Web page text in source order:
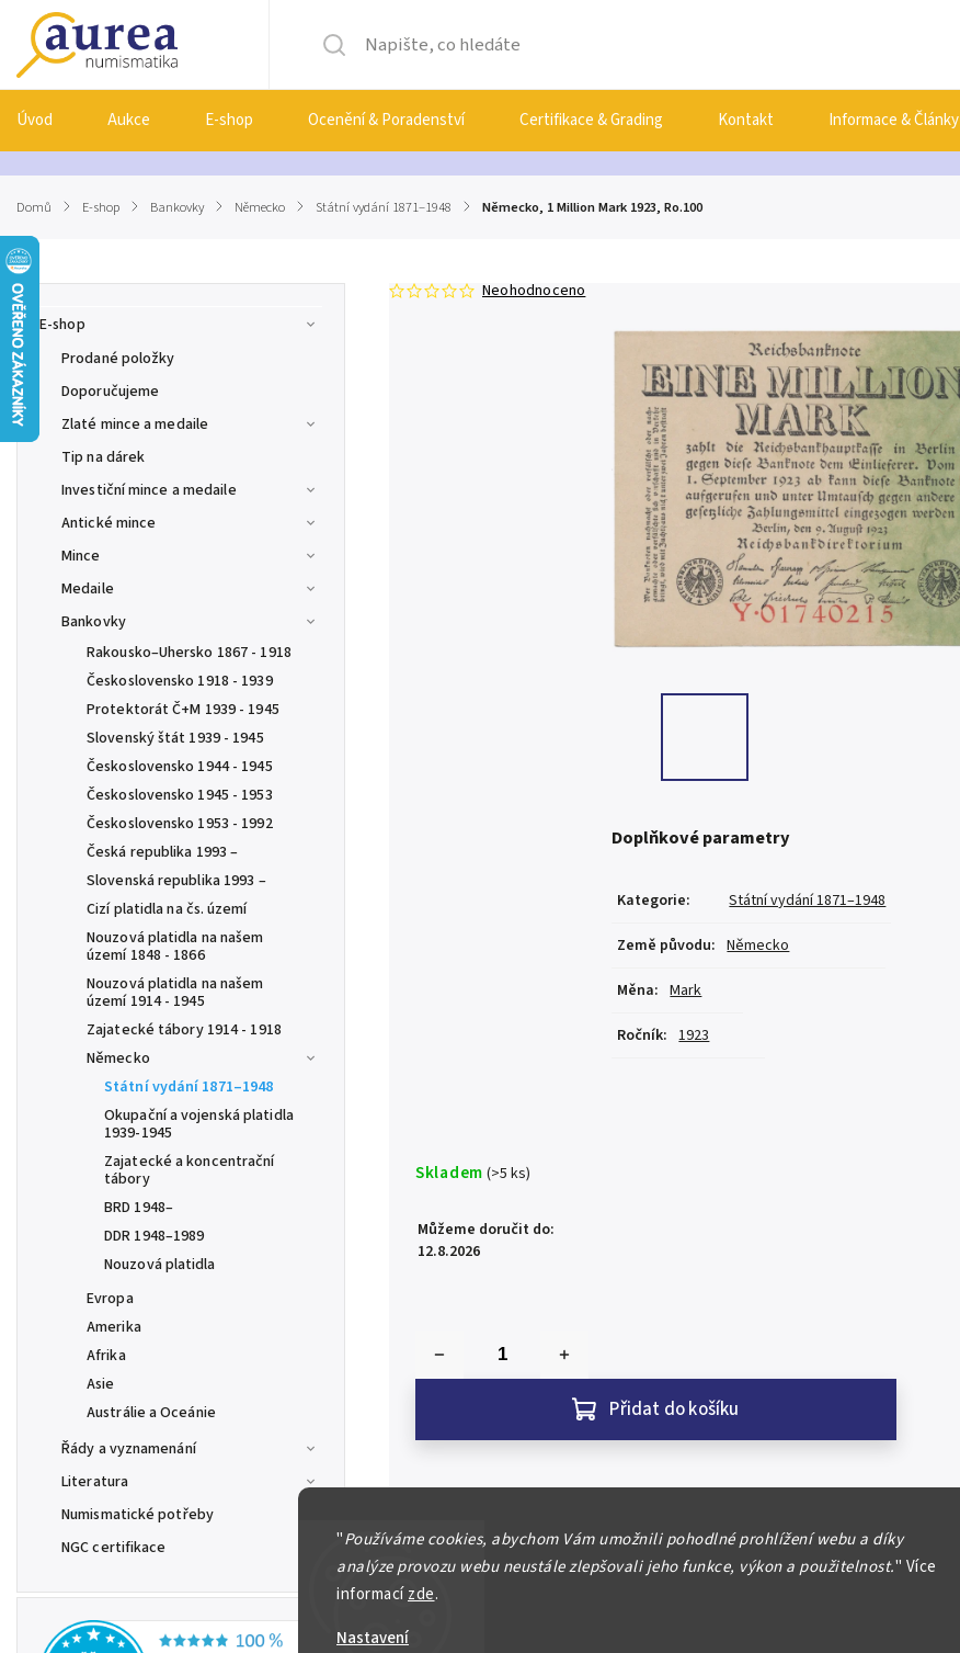
"Používáme cookies, abychom Vám umožnili pohodlné prohlížení webu a díky
analýze provozu webu neustále zlepšovali jeho funkce, výkon a použitelnost." Více
informacízde.
Nastavení
Úvod Aukce E-shop Ocenění & Poradenství Certifikace & Grading Kontakt Informace & Články
Domů / E-shop / Bankovky / Německo / Státní vydání 1871–1948 / Německo, 1 Million Mark 1923, Ro.100
E-shop
Prodané položky
Doporučujeme
Zlaté mince a medaile
Tip na dárek
Investiční mince a medaile
Antické mince
Mince
Medaile
Bankovky
Rakousko–Uhersko 1867 - 1918
Československo 1918 - 1939
Protektorát Č+M 1939 - 1945
Slovenský štát 1939 - 1945
Československo 1944 - 1945
Československo 1945 - 1953
Československo 1953 - 1992
Česká republika 1993 –
Slovenská republika 1993 –
Cizí platidla na čs. území
Nouzová platidla na našem
území 1848 - 1866
Nouzová platidla na našem
území 1914 - 1945
Zajatecké tábory 1914 - 1918
Německo
Státní vydání 1871–1948
Okupační a vojenská platidla
1939-1945
Zajatecké a koncentrační
tábory
BRD 1948–
DDR 1948–1989
Nouzová platidla
Evropa
Amerika
Afrika
Asie
Austrálie a Oceánie
Řády a vyznamenání
Literatura
Numismatické potřeby
NGC certifikace
Neohodnoceno
Doplňkové parametry
Kategorie: Státní vydání 1871–1948
Země původu: Německo
Měna: Mark
Ročník: 1923
Skladem (>5 ks)
Můžeme doručit do:
12.8.2026
Přidat do košíku
Německo / Germany
Německo, 1 Million Mark 1923, Ro. 100